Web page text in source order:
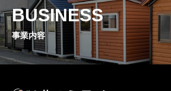
BUSINESS
事業内容